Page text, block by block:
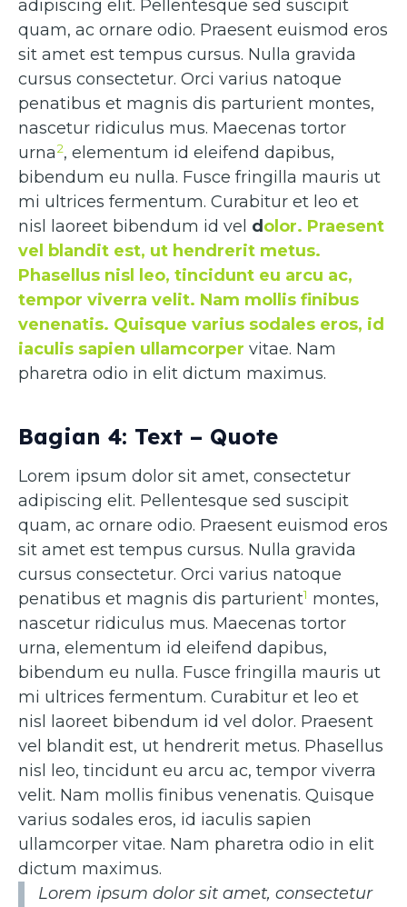
adipiscing elit. Pellentesque sed suscipit
quam, ac ornare odio. Praesent euismod eros
sit amet est tempus cursus. Nulla gravida
cursus consectetur. Orci varius natoque
penatibus et magnis dis parturient montes,
nascetur ridiculus mus. Maecenas tortor
urna2, elementum id eleifend dapibus,
bibendum eu nulla. Fusce fringilla mauris ut
mi ultrices fermentum. Curabitur et leo et
nisl laoreet bibendum id vel dolor. Praesent
vel blandit est, ut hendrerit metus.
Phasellus nisl leo, tincidunt eu arcu ac,
tempor viverra velit. Nam mollis finibus
venenatis. Quisque varius sodales eros, id
iaculis sapien ullamcorper vitae. Nam
pharetra odio in elit dictum maximus.
Bagian 4: Text – Quote
Lorem ipsum dolor sit amet, consectetur
adipiscing elit. Pellentesque sed suscipit
quam, ac ornare odio. Praesent euismod eros
sit amet est tempus cursus. Nulla gravida
cursus consectetur. Orci varius natoque
penatibus et magnis dis parturient1 montes,
nascetur ridiculus mus. Maecenas tortor
urna, elementum id eleifend dapibus,
bibendum eu nulla. Fusce fringilla mauris ut
mi ultrices fermentum. Curabitur et leo et
nisl laoreet bibendum id vel dolor. Praesent
vel blandit est, ut hendrerit metus. Phasellus
nisl leo, tincidunt eu arcu ac, tempor viverra
velit. Nam mollis finibus venenatis. Quisque
varius sodales eros, id iaculis sapien
ullamcorper vitae. Nam pharetra odio in elit
dictum maximus.
Lorem ipsum dolor sit amet, consectetur